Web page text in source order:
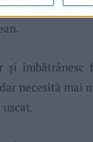
pentru
îmbătrânesc
necesită